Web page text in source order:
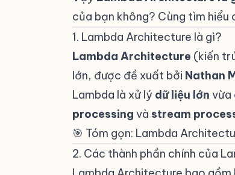
của bạn không? Cùng tìm
1. Lambda Architecture là gì?
Lambda Architecture (kiến
lớn, được đề xuất bởi Nathan
Lambda là xử lý dữ liệu lớn vừa
processing và stream
🎯 Tóm gọn: Lambda
2. Các thành phần chính của